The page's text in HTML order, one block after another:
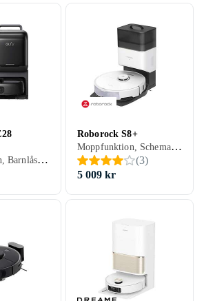
Moppfunktion, Barnlås, Röststyrning, Schemaläggning, Fjärrkontroll, Trappsensor, Automatisk dockning, Anpassad för husdjur, Appstyrning, Stöder kantrengöring, Automatisk mopptorkning, Dockningsstation, 180 min, 57 dB, Självtömmande
Roborock S8+
Moppfunktion, Schemaläggning, Fjärrkontroll, Automatisk dockning, Anpassad för husdjur, Appstyrning, Stöder kantrengöring, Automatisk mopptorkning, Dockningsstation, 180 min, 68.5 dB, Självtömmande
(3)
5 009 kr